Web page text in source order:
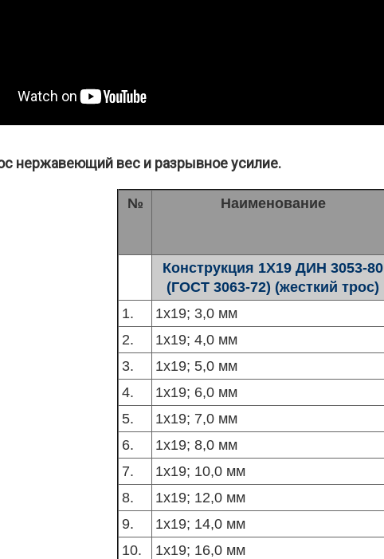
нержавеющий вес и разрывное усилие.
№ Наименование
Конструкция 1Х19 ДИН 3053-80
(ГОСТ 3063-72) (жесткий трос)
1.
1х19; 3,0 мм
2.
1х19; 4,0 мм
3.
1х19; 5,0 мм
4.
1х19; 6,0 мм
5.
1х19; 7,0 мм
6.
1х19; 8,0 мм
7.
1х19; 10,0 мм
8.
1х19; 12,0 мм
9.
1х19; 14,0 мм
10.
1х19; 16,0 мм